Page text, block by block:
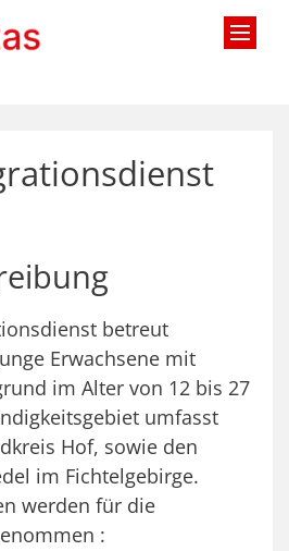
betreut
Erwachsene mit
im Alter von 12 bis 27
umfasst
Hof, sowie den
im Fichtelgebirge.
werden für die
: